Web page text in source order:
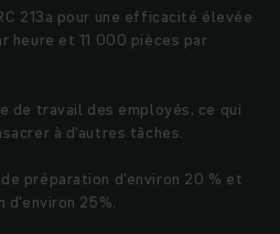
213a pour une efficacité élevée
heure et 11 000 pièces par
de travail des employés, ce qui
à d'autres tâches.
préparation d'environ 20 % et
d'environ 25%.